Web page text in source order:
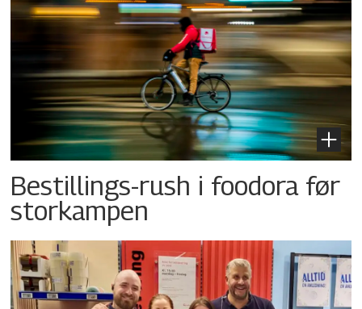
Bestillings-rush i foodora før
storkampen